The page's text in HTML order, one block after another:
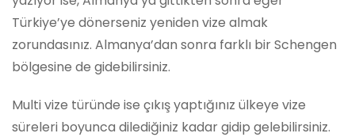
Türkiye’ye dönerseniz yeniden vize almak
zorundasınız. Almanya’dan sonra farklı bir Schengen
bölgesine de gidebilirsiniz.
Multi vize türünde ise çıkış yaptığınız ülkeye vize
süreleri boyunca dilediğiniz kadar gidip gelebilirsiniz.